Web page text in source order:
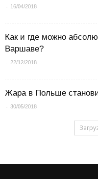
- 16/04/2018
Как и где можно
Варшаве?
- 22/12/2018
Жара в Польше
- 30/05/2018